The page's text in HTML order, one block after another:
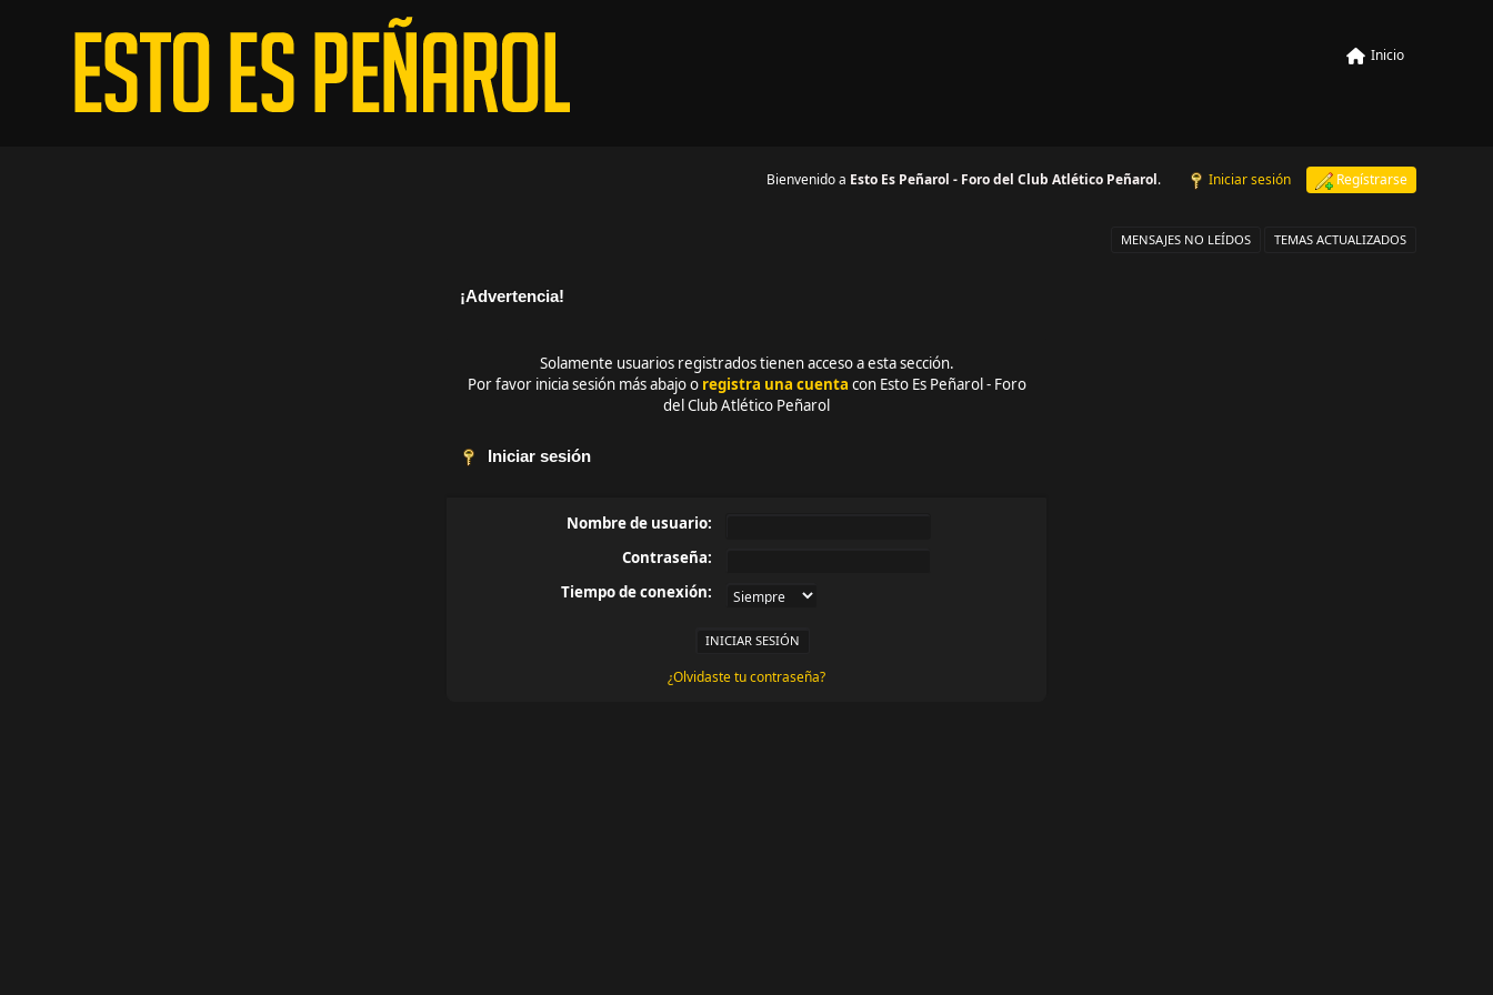
Inicio
Bienvenido a Esto Es Peñarol - Foro del Club Atlético Peñarol. Iniciar sesión Regístrarse
MENSAJES NO LEÍDOS TEMAS ACTUALIZADOS
¡Advertencia!
Solamente usuarios registrados tienen acceso a esta sección.
Por favor inicia sesión más abajo o registra una cuenta con Esto Es Peñarol - Foro
del Club Atlético Peñarol
Iniciar sesión
Nombre de usuario:
Contraseña:
Tiempo de conexión:
¿Olvidaste tu contraseña?